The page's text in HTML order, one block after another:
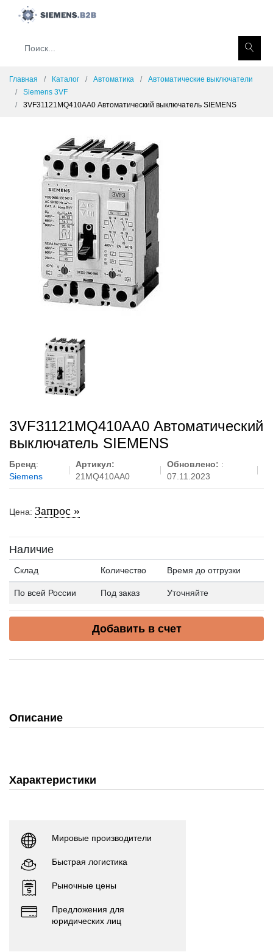
Главная Каталог Автоматика
Автоматические выключатели
Siemens 3VF
3VF31121MQ410AA0 Автоматический выключатель SIEMENS
3VF31121MQ410AA0 Автоматический
выключатель SIEMENS
Бренд:
Siemens
Артикул:
21MQ410AA0
Обновлено: :
07.11.2023
Цена: Запрос »
Наличие
Склад Количество Время до отгрузки
По всей России Под заказ Уточняйте
Добавить в счет
Описание
Характеристики
Мировые производители
Быстрая логистика
Рыночные цены
Предложения для
юридических лиц